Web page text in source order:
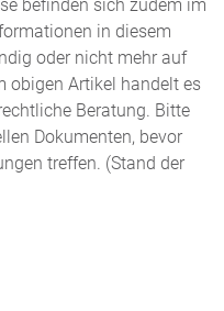
befinden sich zudem im
in diesem
oder nicht mehr auf
obigen Artikel handelt es
Beratung. Bitte
Dokumenten, bevor
treffen. (Stand der